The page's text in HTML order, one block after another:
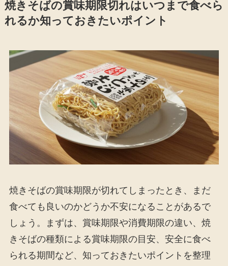
焼きそばの賞味期限切れはいつまで食べら
れるか知っておきたいポイント
焼きそばの賞味期限が切れてしまったとき、まだ
食べても良いのかどうか不安になることがあるで
しょう。まずは、賞味期限や消費期限の違い、焼
きそばの種類による賞味期限の目安、安全に食べ
られる期間など、知っておきたいポイントを整理